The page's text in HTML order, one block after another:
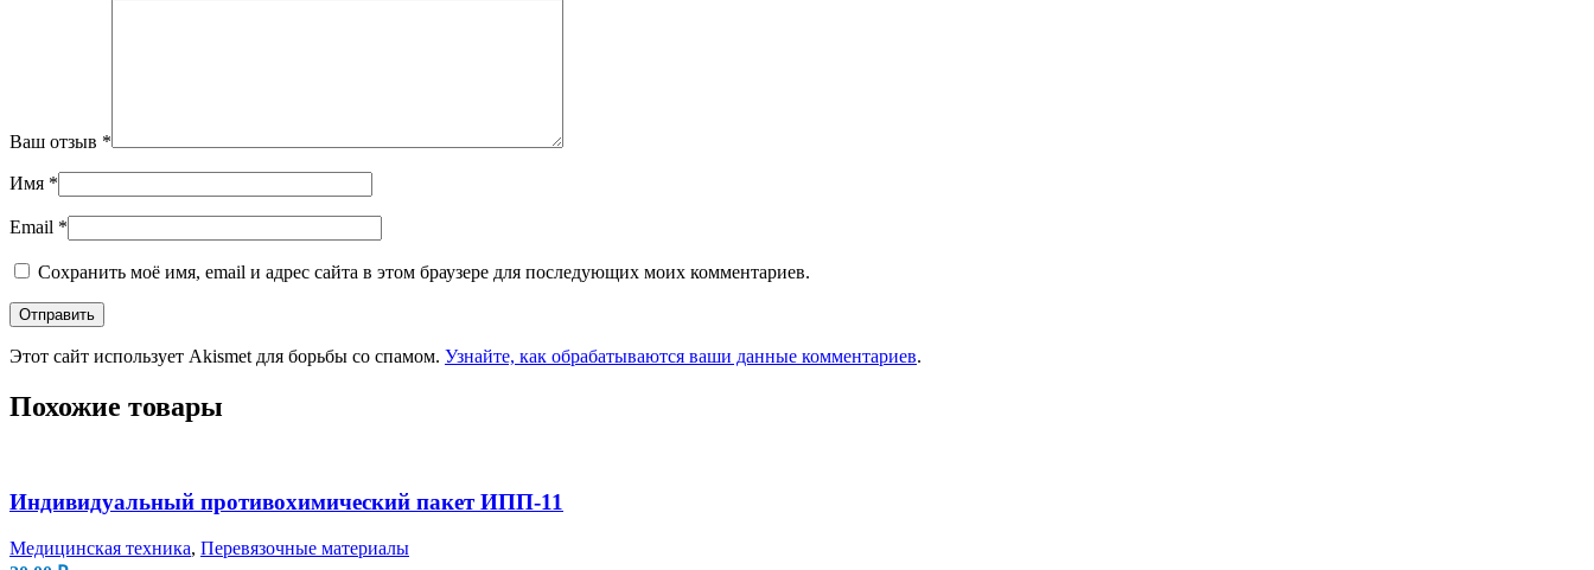
Ваш отзыв *
Имя *
Email *
Сохранить моё имя, email и адрес сайта в этом браузере для последующих моих комментариев.
Этот сайт использует Akismet для борьбы со спамом. Узнайте, как обрабатываются ваши данные комментариев.
Похожие товары
Индивидуальный противохимический пакет ИПП-11
Медицинская техника, Перевязочные материалы